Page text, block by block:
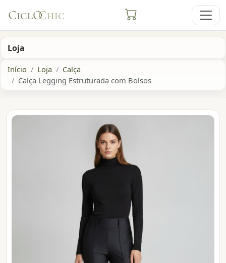
Loja
Início Loja
Calça
Calça Legging Estruturada com Bolsos